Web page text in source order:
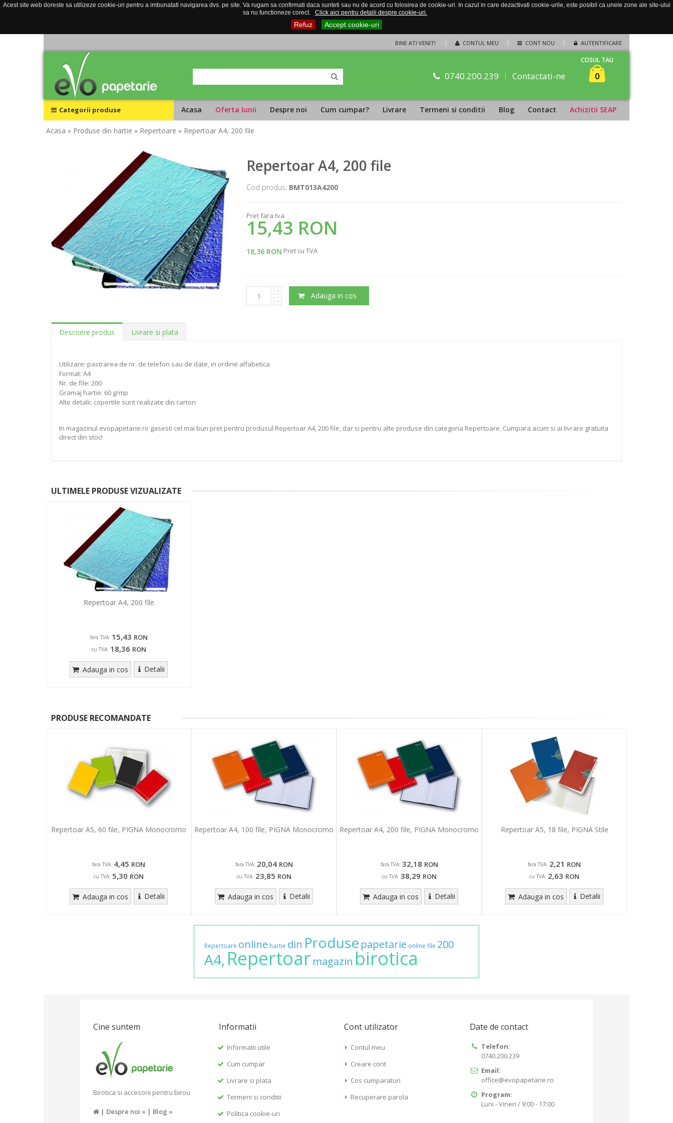
Acest site web doreste sa utilizeze cookie-uri pentru a imbunatati navigarea dvs. pe site. Va rugam sa confirmati daca sunteti sau nu de acord cu folosirea de cookie-uri. In cazul in care dezactivati cookie-urile, este posibil ca unele zone ale site-ului
sa nu functioneze corect.
Click aici pentru detalii despre cookie-uri.
Refuz Accept cookie-uri
CONTUL MEU CONT NOU AUTENTIFICARE
BINE ATI VENIT!
0740.200.239 Contactati-ne
COSUL TAU
0
Categorii produse Acasa Oferta lunii Despre noi Cum cumpar? Livrare Termeni si conditii Blog Contact Achizitii SEAP
Acasa » Produse din hartie » Repertoare » Repertoar A4, 200 file
Repertoar A4, 200 file
Cod produs: BMT013A4200
Pret fara tva
15,43 RON
18,36 RON Pret cu TVA
Adauga in cos
Descriere produs Livrare si plata
Utilizare: pastrarea de nr. de telefon sau de date, in ordine alfabetica
Format: A4
Nr. de file: 200
Gramaj hartie: 60 g/mp
Alte detalii: copertile sunt realizate din carton
In magazinul evopapetarie.ro gasesti cel mai bun pret pentru produsul Repertoar A4, 200 file, dar si pentru alte produse din categoria Repertoare. Cumpara acum si ai livrare gratuita
direct din stoc!
ULTIMELE PRODUSE VIZUALIZATE
Repertoar A4, 200 file
fara TVA: 15,43 RON
cu TVA: 18,36 RON
Adauga in cos Detalii
PRODUSE RECOMANDATE
Repertoar A5, 60 file, PIGNA Monocromo
fara TVA: 4,45 RON
cu TVA: 5,30 RON
Adauga in cos Detalii
Repertoar A4, 100 file, PIGNA Monocromo
fara TVA: 20,04 RON
cu TVA: 23,85 RON
Adauga in cos Detalii
Repertoar A4, 200 file, PIGNA Monocromo
fara TVA: 32,18 RON
cu TVA: 38,29 RON
Adauga in cos Detalii
Repertoar A5, 18 file, PIGNA Stile
fara TVA: 2,21 RON
cu TVA: 2,63 RON
Adauga in cos Detalii
Repertoare online hartie din Produse papetarie online file 200
A4, Repertoar magazin birotica
Cine suntem
Birotica si accesorii pentru birou
| Despre noi » | Blog »
Informatii
Informatii utile
Cum cumpar
Livrare si plata
Termeni si conditii
Politica cookie-uri
Cont utilizator
Contul meu
Creare cont
Cos cumparaturi
Recuperare parola
Date de contact
Telefon:
0740.200.239
Email:
office@evopapetarie.ro
Program:
Luni - Vineri / 9:00 - 17:00